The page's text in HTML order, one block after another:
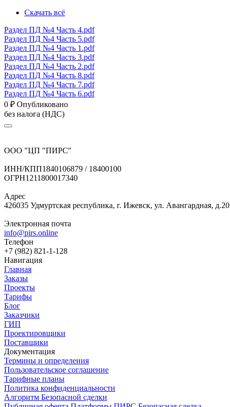
Скачать всё
Раздел ПД №4 Часть 4.pdf
Раздел ПД №4 Часть 5.pdf
Раздел ПД №4 Часть 1.pdf
Раздел ПД №4 Часть 3.pdf
Раздел ПД №4 Часть 2.pdf
Раздел ПД №4 Часть 8.pdf
Раздел ПД №4 Часть 7.pdf
Раздел ПД №4 Часть 6.pdf
0 ₽ Опубликовано
без налога (НДС)
ООО "ЦП "ПИРС"
ИНН/КПП1840106879 / 18400100
ОГРН1211800017340
Адрес
426035 Удмуртская республика, г. Ижевск, ул. Авангардная, д.20
Электронная почта
info@pirs.online
Телефон
+7 (982) 821-1-128
Навигация
Главная
Заказы
Проекты
Тарифы
Блог
Заказчики
ГИП
Проектировщики
Поставщики
Документация
Термины и определения
Пользовательское соглашение
Тарифные планы
Политика конфиденциальности
Алгоритм Безопасной сделки